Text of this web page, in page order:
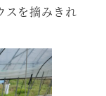
スを摘みきれ